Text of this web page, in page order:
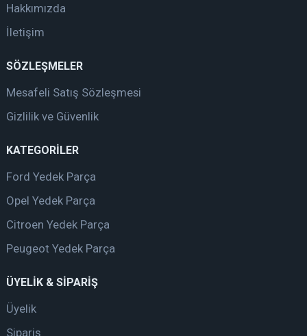
Hakkımızda
İletişim
SÖZLEŞMELER
Mesafeli Satış Sözleşmesi
Gizlilik ve Güvenlik
KATEGORİLER
Ford Yedek Parça
Opel Yedek Parça
Citroen Yedek Parça
Peugeot Yedek Parça
ÜYELİK & SİPARİŞ
Üyelik
Sipariş